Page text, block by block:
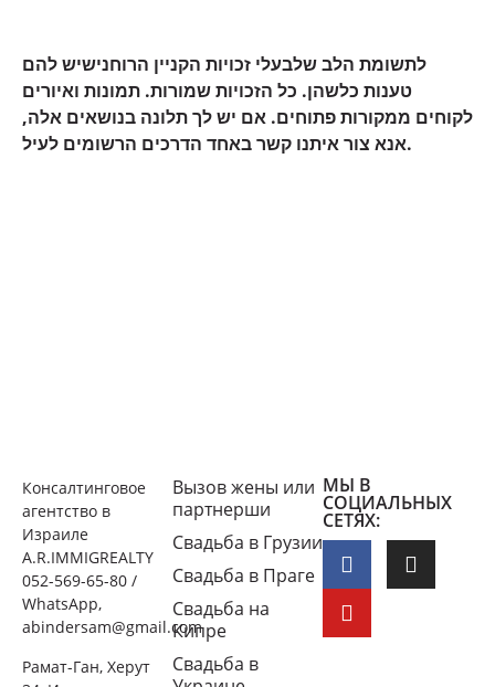
לתשומת הלב שלבעלי זכויות הקניין הרוחנישיש להם
טענות כלשהן. כל הזכויות שמורות. תמונות ואיורים
לקוחים ממקורות פתוחים. אם יש לך תלונה בנושאים אלה,
אנא צור איתנו קשר באחד הדרכים הרשומים לעיל.
Консалтинговое
агентство в
Израиле
A.R.IMMIGREALTY
052-569-65-80 /
WhatsApp,
abindersam@gmail.com
Рамат-Ган, Херут
Вызов жены или
партнерши
Свадьба в Грузии
Свадьба в Праге
Свадьба на
Кипре
Свадьба в
МЫ В
СОЦИАЛЬНЫХ
СЕТЯХ: